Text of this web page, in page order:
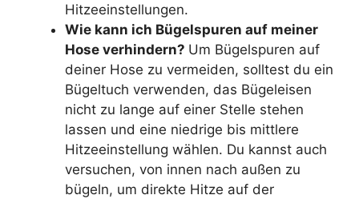
Hitzeeinstellungen.
Wie kann ich Bügelspuren auf meiner
Hose verhindern? Um Bügelspuren auf
deiner Hose zu vermeiden, solltest du ein
Bügeltuch verwenden, das Bügeleisen
nicht zu lange auf einer Stelle stehen
lassen und eine niedrige bis mittlere
Hitzeeinstellung wählen. Du kannst auch
versuchen, von innen nach außen zu
bügeln, um direkte Hitze auf der